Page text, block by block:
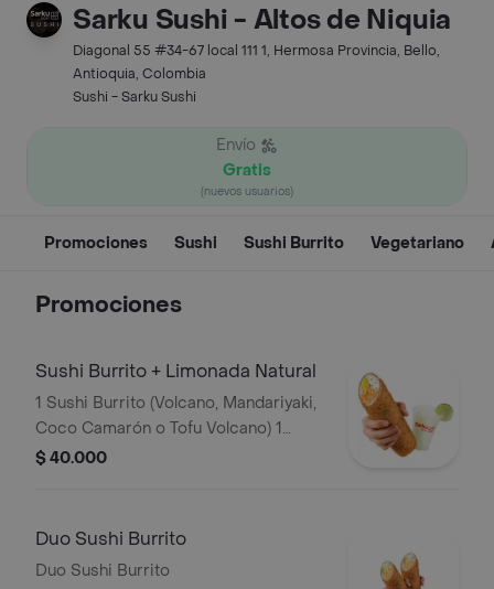
Sarku Sushi - Altos de Niquia
Diagonal 55 #34-67 local 111 1, Hermosa Provincia, Bello,
Antioquia, Colombia
Sushi - Sarku Sushi
Envío
Gratis
(nuevos usuarios)
Promociones Sushi Sushi Burrito Vegetariano
Promociones
Sushi Burrito + Limonada Natural
1 Sushi Burrito (Volcano, Mandariyaki,
Coco Camarón o Tofu Volcano) 1
Limonada Natural
$ 40.000
Duo Sushi Burrito
Duo Sushi Burrito